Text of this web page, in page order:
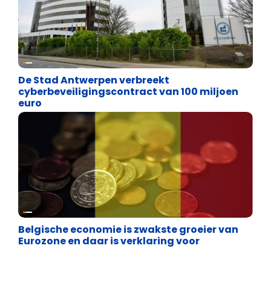
Binnenland politiek
De Stad Antwerpen verbreekt
cyberbeveiligingscontract van 100 miljoen
euro
Binnenland politiek
Belgische economie is zwakste groeier van
Eurozone en daar is verklaring voor